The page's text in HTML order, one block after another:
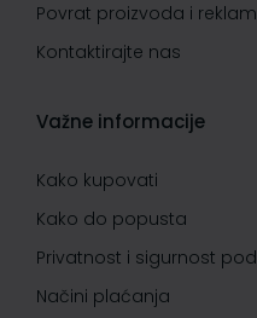
Povrat proizvoda i
Kontaktirajte nas
Važne informacije
Kako kupovati
Kako do popusta
Privatnost i sigurnost
Načini plaćanja